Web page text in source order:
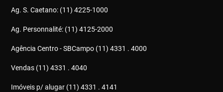
Ag. S. Caetano: (11) 4225-1000
Ag. Personnalité: (11) 4125-2000
Agência Centro - SBCampo (11) 4331 . 4000
Vendas (11) 4331 . 4040
Imóveis p/ alugar (11) 4331 . 4141